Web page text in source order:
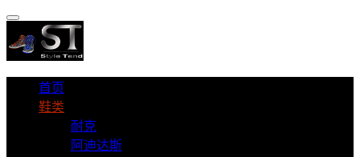
首页
鞋类
耐克
阿迪达斯